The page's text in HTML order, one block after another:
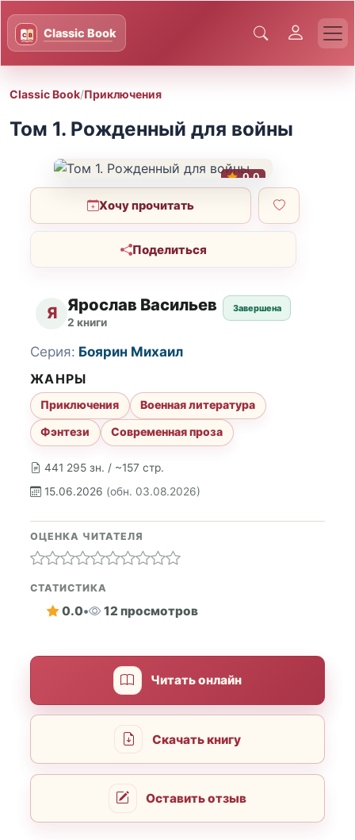
Classic Book/Приключения
Том 1. Рожденный для войны
0.0
Хочу прочитать
Поделиться
Я Ярослав Васильев
2 книги
Завершена
441 295 зн. / ~157 стр.
15.06.2026 (обн. 03.08.2026)
Серия: Боярин Михаил
ЖАНРЫ
Приключения
Военная литература
Фэнтези
Современная проза
ОЦЕНКА ЧИТАТЕЛЯ
СТАТИСТИКА
0.0• 12 просмотров
Читать онлайн
Скачать книгу
Оставить отзыв